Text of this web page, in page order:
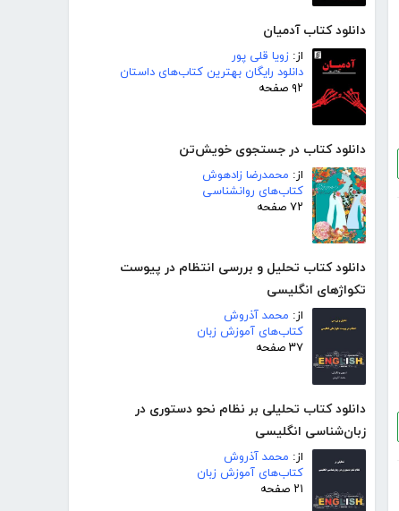
دانلود کتاب آدمیان
از: زویا قلی پور
دانلود رایگان بهترین کتاب‌های داستان
۹۲ صفحه
دانلود کتاب در جستجوی خویش‌تن
از: محمدرضا زادهوش
کتاب‌های روانشناسی
۷۲ صفحه
دانلود کتاب تحلیل و بررسی انتظام در پیوست
تکواژهای انگلیسی
از: محمد آذروش
کتاب‌های آموزش زبان
۳۷ صفحه
دانلود کتاب تحلیلی بر نظام نحو دستوری در
زبان‌شناسی انگلیسی
از: محمد آذروش
کتاب‌های آموزش زبان
۲۱ صفحه